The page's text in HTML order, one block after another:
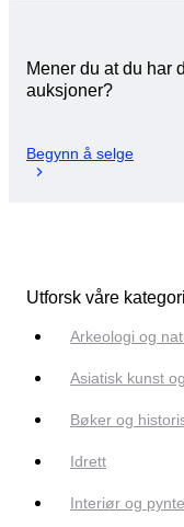
Mener du at du har
auksjoner?
Begynn å selge
Utforsk våre
Arkeologi og
Asiatisk kunst
Bøker og
Idrett
Interiør og